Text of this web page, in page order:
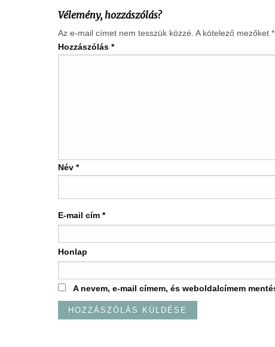
Vélemény, hozzászólás?
Az e-mail címet nem tesszük közzé. A kötelező mezőket *
Hozzászólás *
Név *
E-mail cím *
Honlap
A nevem, e-mail címem, és weboldalcímem